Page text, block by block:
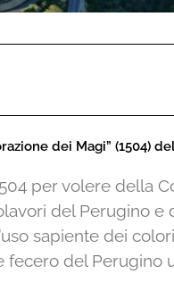
dei Magi” (1504)
per volere della
del Perugino e
sapiente dei
fecero del Perugino